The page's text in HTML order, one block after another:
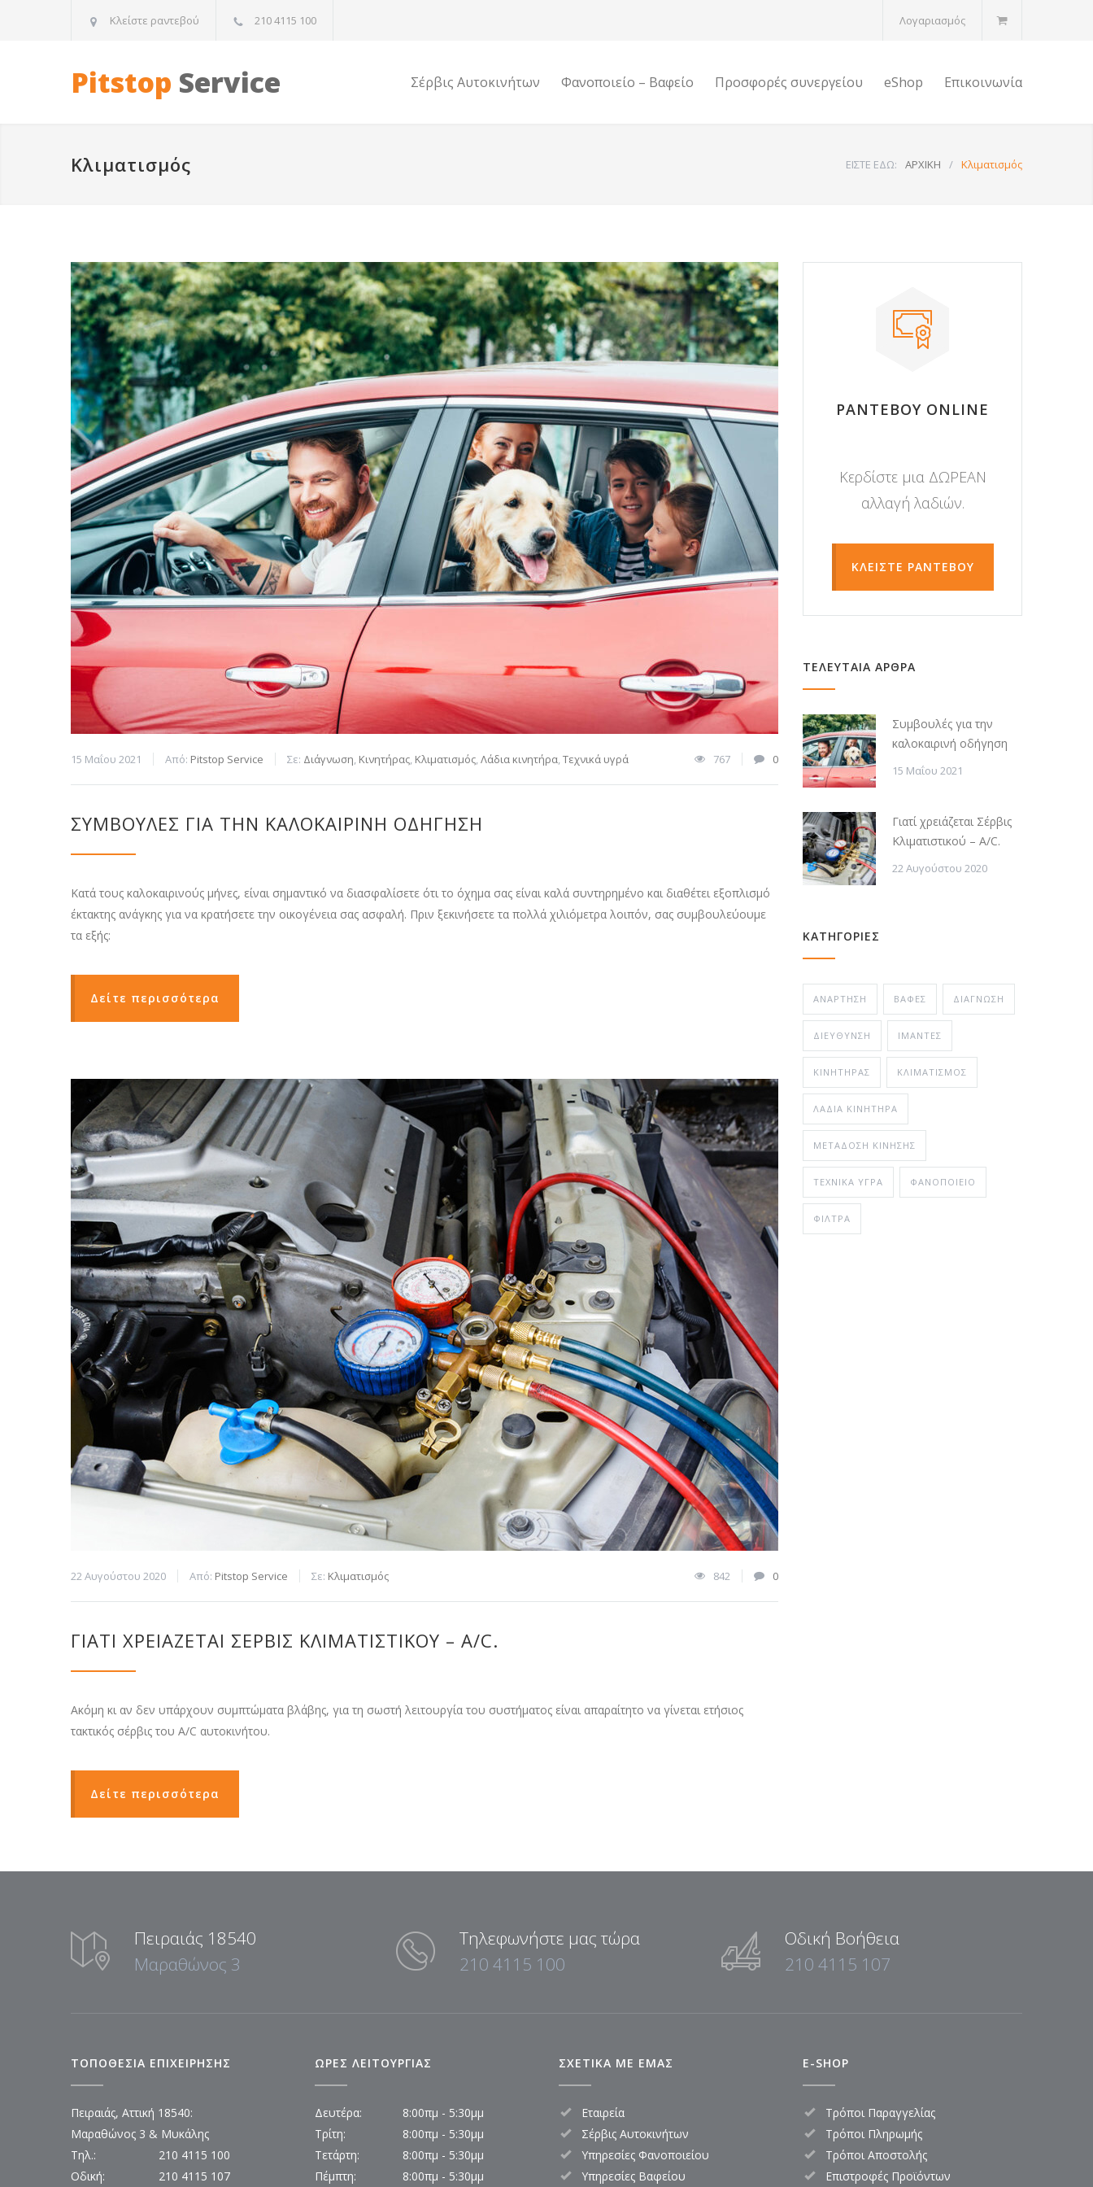
Κλείστε ραντεβού 210 4115 100 Λογαριασμός
Pitstop Service Σέρβις Αυτοκινήτων Φανοποιείο – Βαφείο Προσφορές συνεργείου eShop Επικοινωνία
Κλιματισμός ΕΙΣΤΕ ΕΔΩ: ΑΡΧΙΚΗ / Κλιματισμός
15 Μαΐου 2021 Από: Pitstop Service Σε: Διάγνωση, Κινητήρας, Κλιματισμός,Λάδια κινητήρα,Τεχνικά υγρά 767 0
ΣΥΜΒΟΥΛΈΣ ΓΙΑ ΤΗΝ ΚΑΛΟΚΑΙΡΙΝΉ ΟΔΉΓΗΣΗ
Κατά τους καλοκαιρινούς μήνες, είναι σημαντικό να διασφαλίσετε ότι το όχημα σας είναι καλά συντηρημένο και διαθέτει εξοπλισμό
έκτακτης ανάγκης για να κρατήσετε την οικογένεια σας ασφαλή. Πριν ξεκινήσετε τα πολλά χιλιόμετρα λοιπόν, σας συμβουλεύουμε
τα εξής:
Δείτε περισσότερα
22 Αυγούστου 2020 Από: Pitstop Service Σε: Κλιματισμός 842 0
ΓΙΑΤΊ ΧΡΕΙΆΖΕΤΑΙ ΣΈΡΒΙΣ ΚΛΙΜΑΤΙΣΤΙΚΟΎ – A/C.
Ακόμη κι αν δεν υπάρχουν συμπτώματα βλάβης, για τη σωστή λειτουργία του συστήματος είναι απαραίτητο να γίνεται ετήσιος
τακτικός σέρβις του A/C αυτοκινήτου.
Δείτε περισσότερα
ΡΑΝΤΕΒΟΥ ONLINE
Κερδίστε μια ΔΩΡΕΑΝ
αλλαγή λαδιών.
ΚΛΕΙΣΤΕ ΡΑΝΤΕΒΟΥ
ΤΕΛΕΥΤΑΙΑ ΑΡΘΡΑ
Συμβουλές για την
καλοκαιρινή οδήγηση
15 Μαΐου 2021
Γιατί χρειάζεται Σέρβις
Κλιματιστικού – A/C.
22 Αυγούστου 2020
ΚΑΤΗΓΟΡΙΕΣ
ΑΝΆΡΤΗΣΗ ΒΑΦΈΣ ΔΙΆΓΝΩΣΗ
ΔΙΕΎΘΥΝΣΗ ΙΜΆΝΤΕΣ
ΚΙΝΗΤΉΡΑΣ ΚΛΙΜΑΤΙΣΜΌΣ
ΛΆΔΙΑ ΚΙΝΗΤΉΡΑ
ΜΕΤΆΔΟΣΗ ΚΊΝΗΣΗΣ
ΤΕΧΝΙΚΆ ΥΓΡΆ ΦΑΝΟΠΟΙΕΊΟ
ΦΊΛΤΡΑ
Πειραιάς 18540
Μαραθώνος 3
Τηλεφωνήστε μας τώρα
210 4115 100
Οδική Βοήθεια
210 4115 107
ΤΟΠΟΘΕΣΙΑ ΕΠΙΧΕΙΡΗΣΗΣ
Πειραιάς, Αττική 18540:
Μαραθώνος 3 & Μυκάλης
Τηλ.:
210 4115 100
Οδική:
210 4115 107
ΩΡΕΣ ΛΕΙΤΟΥΡΓΙΑΣ
Δευτέρα:
8:00πμ - 5:30μμ
Τρίτη:
8:00πμ - 5:30μμ
Τετάρτη:
8:00πμ - 5:30μμ
Πέμπτη:
8:00πμ - 5:30μμ
ΣΧΕΤΙΚΑ ΜΕ ΕΜΑΣ
Εταιρεία
Σέρβις Αυτοκινήτων
Υπηρεσίες Φανοποιείου
Υπηρεσίες Βαφείου
E-SHOP
Τρόποι Παραγγελίας
Τρόποι Πληρωμής
Τρόποι Αποστολής
Επιστροφές Προϊόντων